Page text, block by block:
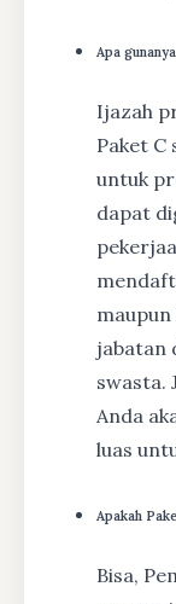
Apa
Ijazah
Paket C
untuk
dapat
jabatan
swasta.
Anda
luas
Apakah
Bisa,